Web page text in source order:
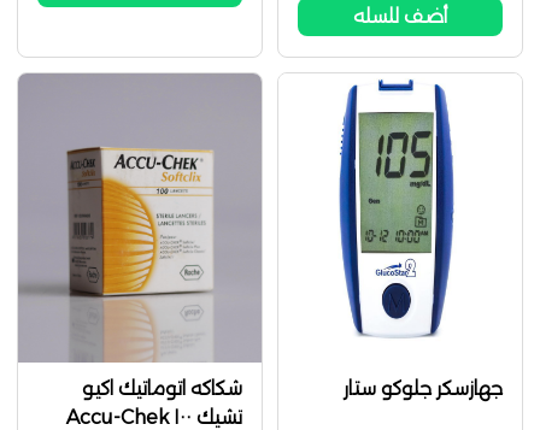
أضف للسله
جهازسكر جلوكو ستار
شكاكه اتوماتيك اكيو
تشيك ١٠٠ Accu-Chek